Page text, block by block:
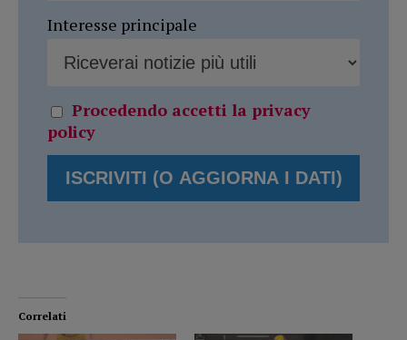
Interesse principale
Procedendo accetti la privacy
policy
Correlati